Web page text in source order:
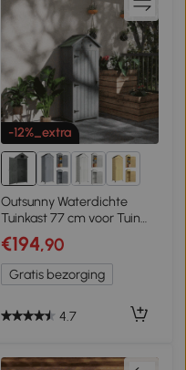
-12%_extra
2+
Outsunny Waterdichte
Tuinkast 77 cm voor Tuin
Gereedschap met Planken,
Terracotta
€194,90
Gratis bezorging
4.7